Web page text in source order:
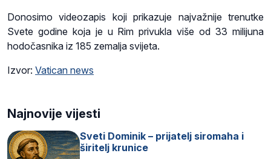
Donosimo videozapis koji prikazuje najvažnije trenutke
Svete godine koja je u Rim privukla više od 33 milijuna
hodočasnika iz 185 zemalja svijeta.
Izvor: Vatican news
Najnovije vijesti
Sveti Dominik – prijatelj siromaha i
širitelj krunice